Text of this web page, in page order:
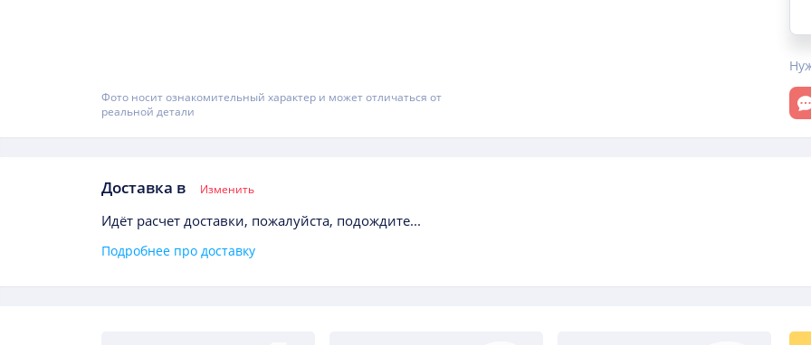
Фото носит ознакомительный характер и может отличаться от
реальной детали
Доставка в Изменить
Идёт расчет доставки, пожалуйста, подождите...
Подробнее про доставку